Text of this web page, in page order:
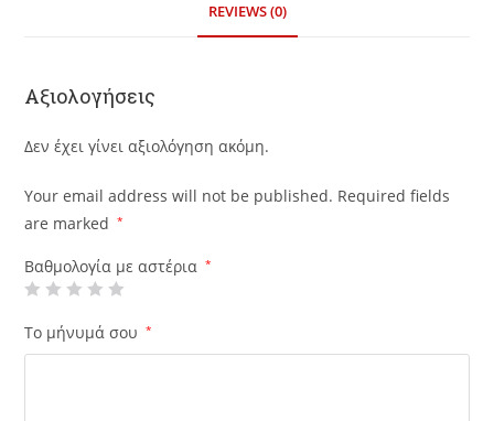
REVIEWS (0)
Αξιολογήσεις
Δεν έχει γίνει αξιολόγηση ακόμη.
Your email address will not be published. Required fields
are marked
*
Βαθμολογία με αστέρια *
Το μήνυμά σου *